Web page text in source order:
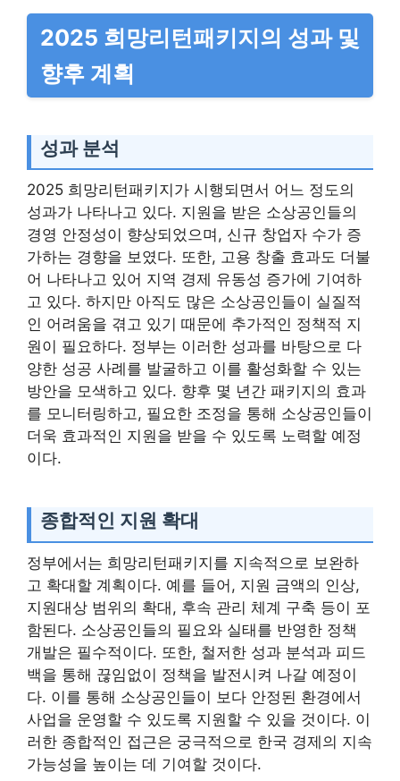
2025 희망리턴패키지의 성과 및
향후 계획
성과 분석
2025 희망리턴패키지가 시행되면서 어느 정도의
성과가 나타나고 있다. 지원을 받은 소상공인들의
경영 안정성이 향상되었으며, 신규 창업자 수가 증
가하는 경향을 보였다. 또한, 고용 창출 효과도 더불
어 나타나고 있어 지역 경제 유동성 증가에 기여하
고 있다. 하지만 아직도 많은 소상공인들이 실질적
인 어려움을 겪고 있기 때문에 추가적인 정책적 지
원이 필요하다. 정부는 이러한 성과를 바탕으로 다
양한 성공 사례를 발굴하고 이를 활성화할 수 있는
방안을 모색하고 있다. 향후 몇 년간 패키지의 효과
를 모니터링하고, 필요한 조정을 통해 소상공인들이
더욱 효과적인 지원을 받을 수 있도록 노력할 예정
이다.
종합적인 지원 확대
정부에서는 희망리턴패키지를 지속적으로 보완하
고 확대할 계획이다. 예를 들어, 지원 금액의 인상,
지원대상 범위의 확대, 후속 관리 체계 구축 등이 포
함된다. 소상공인들의 필요와 실태를 반영한 정책
개발은 필수적이다. 또한, 철저한 성과 분석과 피드
백을 통해 끊임없이 정책을 발전시켜 나갈 예정이
다. 이를 통해 소상공인들이 보다 안정된 환경에서
사업을 운영할 수 있도록 지원할 수 있을 것이다. 이
러한 종합적인 접근은 궁극적으로 한국 경제의 지속
가능성을 높이는 데 기여할 것이다.